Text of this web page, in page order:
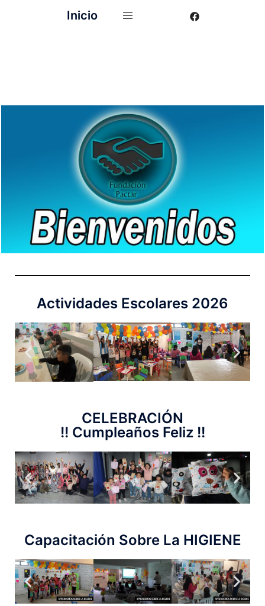
Inicio
Actividades Escolares 2026
CELEBRACIÓN
!! Cumpleaños Feliz !!
Capacitación Sobre La HIGIENE